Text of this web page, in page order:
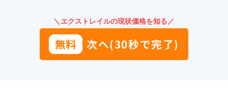
＼エクストレイルの現状価格を知る／
無料 次へ(30秒で完了)